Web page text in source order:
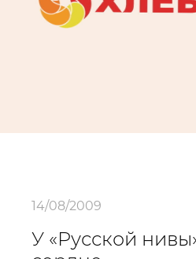
14/08/2009
У «Русской